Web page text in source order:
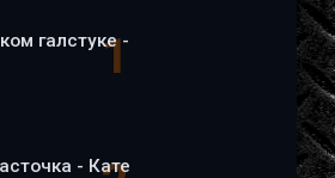
галстуке - Катерина Сильванова
- Катерина Сильванова,